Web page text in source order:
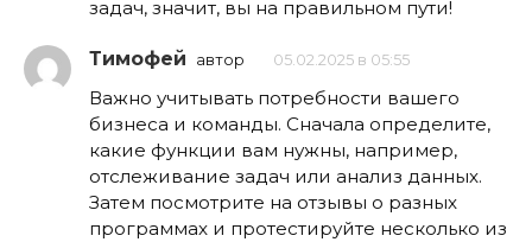
задач, значит, вы на правильном пути!
Тимофей автор 05.02.2025 в 05:55
Важно учитывать потребности вашего
бизнеса и команды. Сначала определите,
какие функции вам нужны, например,
отслеживание задач или анализ данных.
Затем посмотрите на отзывы о разных
программах и протестируйте несколько из